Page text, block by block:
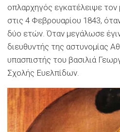
οπλαρχηγός εγκατέλειψε
στις 4 Φεβρουαρίου 1843,
δύο ετών. Όταν μεγάλωσε
διευθυντής της αστυνομίας
υπασπιστής του βασιλιά
Σχολής Ευελπίδων.